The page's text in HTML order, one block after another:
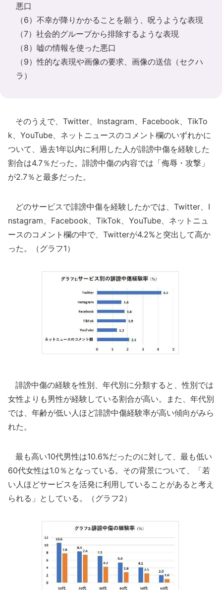
悪口
（6）不幸が降りかかることを願う、呪うような表現
（7）社会的グループから排除するような表現
（8）嘘の情報を使った悪口
（9）性的な表現や画像の要求、画像の送信（セクハ
ラ）
そのうえで、Twitter、Instagram、Facebook、TikTo
k、YouTube、ネットニュースのコメント欄のいずれかに
ついて、過去1年以内に利用した人が誹謗中傷を経験した
割合は4.7％だった。誹謗中傷の内容では「侮辱・攻撃」
が2.7％と最多だった。
どのサービスで誹謗中傷を経験したかでは、Twitter、I
nstagram、Facebook、TikTok、YouTube、ネットニュ
ースのコメント欄の中で、Twitterが4.2%と突出して高か
った。（グラフ1）
誹謗中傷の経験を性別、年代別に分類すると、性別では
女性よりも男性が経験している割合が高い。また、年代別
では、年齢が低い人ほど誹謗中傷経験率が高い傾向がみら
れた。
最も高い10代男性は10.6%だったのに対して、最も低い
60代女性は1.0％となっている。その背景について、「若
い人ほどサービスを活発に利用していることがあると考え
られる」としている。（グラフ2）